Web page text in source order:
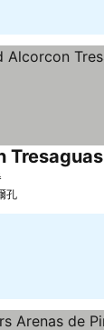
Tresaguas
孔